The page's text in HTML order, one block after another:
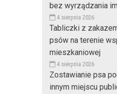
bez wyrządzania
4 sierpnia 2026
Tabliczki z
psów na terenie
mieszkaniowej
4 sierpnia 2026
Zostawianie psa
innym miejscu